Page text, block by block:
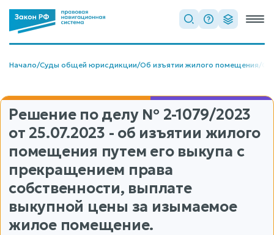
Начало/Суды общей юрисдикции/Об изъятии жилого помещения/
Решение по делу № 2-1079/2023
от 25.07.2023 - об изъятии жилого
помещения путем его выкупа с
прекращением права
собственности, выплате
выкупной цены за изымаемое
жилое помещение.